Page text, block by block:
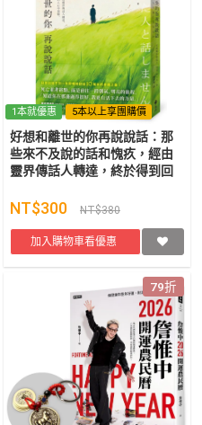
1本就優惠 5本以上享團購價
好想和離世的你再說說話：那
些來不及說的話和愧疚，經由
靈界傳話人轉達，終於得到回
憾。 ／里美
NT$300 NT$380
加入購物車看優惠
79折